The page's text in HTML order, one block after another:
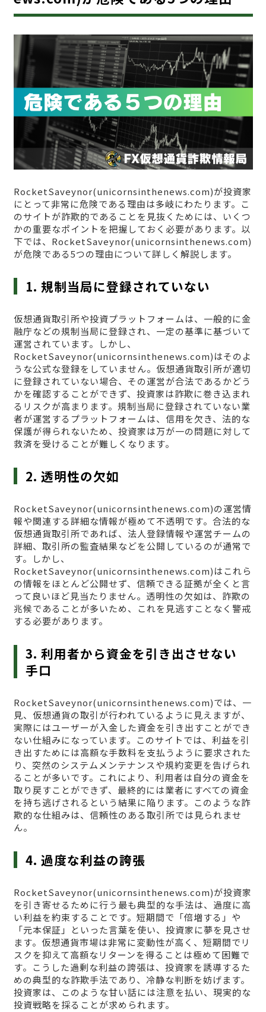
RocketSaveynor(unicornsinthenews.com)が投資家
にとって非常に危険である理由は多岐にわたります。こ
のサイトが詐欺的であることを見抜くためには、いくつ
かの重要なポイントを把握しておく必要があります。以
下では、RocketSaveynor(unicornsinthenews.com)
が危険である5つの理由について詳しく解説します。
1. 規制当局に登録されていない
仮想通貨取引所や投資プラットフォームは、一般的に金
融庁などの規制当局に登録され、一定の基準に基づいて
運営されています。しかし、
RocketSaveynor(unicornsinthenews.com)はそのよ
うな公式な登録をしていません。仮想通貨取引所が適切
に登録されていない場合、その運営が合法であるかどう
かを確認することができず、投資家は詐欺に巻き込まれ
るリスクが高まります。規制当局に登録されていない業
者が運営するプラットフォームは、信用を欠き、法的な
保護が得られないため、投資家は万が一の問題に対して
救済を受けることが難しくなります。
2. 透明性の欠如
RocketSaveynor(unicornsinthenews.com)の運営情
報や関連する詳細な情報が極めて不透明です。合法的な
仮想通貨取引所であれば、法人登録情報や運営チームの
詳細、取引所の監査結果などを公開しているのが通常で
す。しかし、
RocketSaveynor(unicornsinthenews.com)はこれら
の情報をほとんど公開せず、信頼できる証拠が全くと言
って良いほど見当たりません。透明性の欠如は、詐欺の
兆候であることが多いため、これを見逃すことなく警戒
する必要があります。
3. 利用者から資金を引き出させない
手口
RocketSaveynor(unicornsinthenews.com)では、一
見、仮想通貨の取引が行われているように見えますが、
実際にはユーザーが入金した資金を引き出すことができ
ない仕組みになっています。このサイトでは、利益を引
き出すためには高額な手数料を支払うように要求された
り、突然のシステムメンテナンスや規約変更を告げられ
ることが多いです。これにより、利用者は自分の資金を
取り戻すことができず、最終的には業者にすべての資金
を持ち逃げされるという結果に陥ります。このような詐
欺的な仕組みは、信頼性のある取引所では見られませ
ん。
4. 過度な利益の誇張
RocketSaveynor(unicornsinthenews.com)が投資家
を引き寄せるために行う最も典型的な手法は、過度に高
い利益を約束することです。短期間で「倍増する」や
「元本保証」といった言葉を使い、投資家に夢を見させ
ます。仮想通貨市場は非常に変動性が高く、短期間でリ
スクを抑えて高額なリターンを得ることは極めて困難で
す。こうした過剰な利益の誇張は、投資家を誘導するた
めの典型的な詐欺手法であり、冷静な判断を妨げます。
投資家は、このような甘い話には注意を払い、現実的な
投資戦略を採ることが求められます。